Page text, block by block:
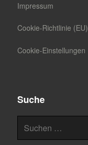
Impressum
Cookie-Richtlinie (EU)
Cookie-Einstellungen
Suche
nach: